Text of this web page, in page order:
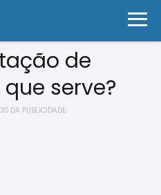
de
serve?
DA PUBLICIDADE